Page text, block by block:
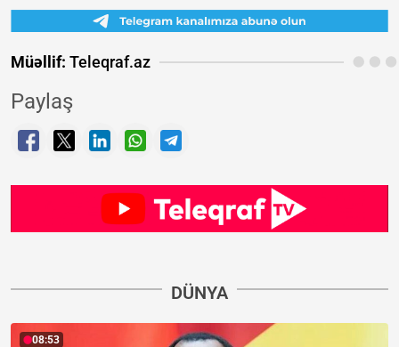
Müəllif: Teleqraf.az
Paylaş
DÜNYA
08:53